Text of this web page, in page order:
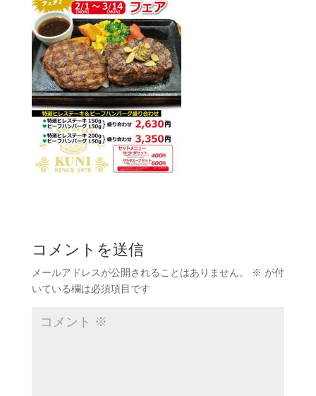
コメントを送信
メールアドレスが公開されることはありません。 ※ が付
いている欄は必須項目です